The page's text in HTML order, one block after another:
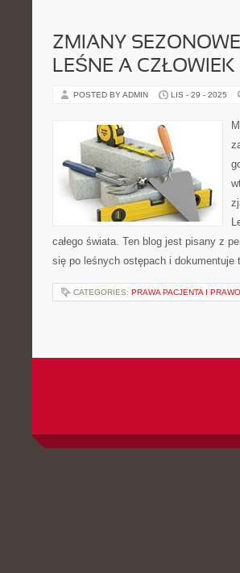
ZMIANY
LEŚNE A CZŁOWIEK
POSTED BY ADMIN LIS - 29 - 2025
całego świata. Ten blog jest pisany z
się po leśnych ostępach i
CATEGORIES: PRAWA PACJENTA I